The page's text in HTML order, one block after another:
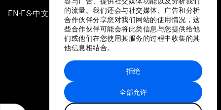
的流量。我们还会与社交媒体、广告和分析
合作伙伴分享您对我们网站的使用情况，这
些合作伙伴可能会将此类信息与您提供给他
们或他们在您使用其服务的过程中收集的其
他信息相结合。
全部允许
拒绝
EN ▪ ES▪中文▪ 日本語
站点地图